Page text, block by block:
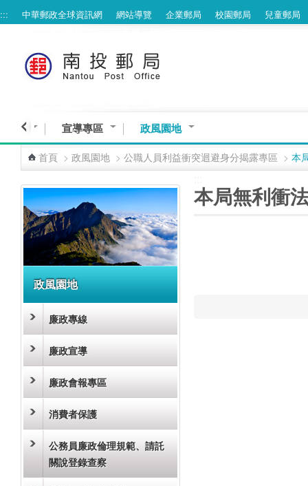
跳到主要內容區塊
::: 中華郵政全球資訊網 網站導覽 企業郵局 校園郵局 兒童郵局
專區 宣導專區 政風園地
首頁 > 政風園地 > 公職人員利益衝突迴避身分揭露專區 > 本
政風園地
廉政專線
廉政宣導
廉政會報專區
消費者保護
公務員廉政倫理規範、請託
關說登錄查察
本局無利衝